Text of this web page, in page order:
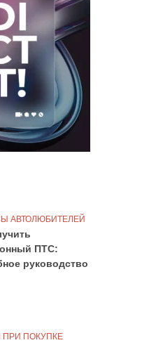
АВТОЛЮБИТЕЛЕЙ
ПТС:
руководство
ПОКУПКЕ